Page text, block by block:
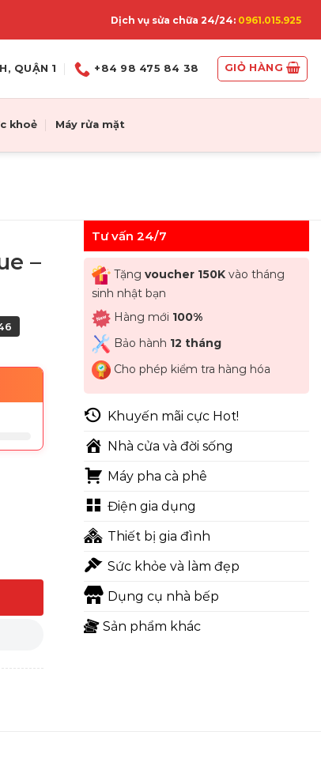
Dịch vụ sửa chữa 24/24: 0961.015.925
QUẬN 1 +84 98 475 84 38 GIỎ HÀNG
khoẻ Máy rửa mặt
–
có điều chỉnh nhiệt độ số lượng
Tư vấn 24/7
Tặng voucher 150Kvào tháng
sinh nhật bạn
Hàng mới 100%
Bảo hành 12 tháng
Cho phép kiểm tra hàng hóa
Khuyến mãi cực Hot!
Nhà cửa và đời sống
Máy pha cà phê
Điện gia dụng
Thiết bị gia đình
Sức khỏe và làm đẹp
Dụng cụ nhà bếp
Sản phẩm khác